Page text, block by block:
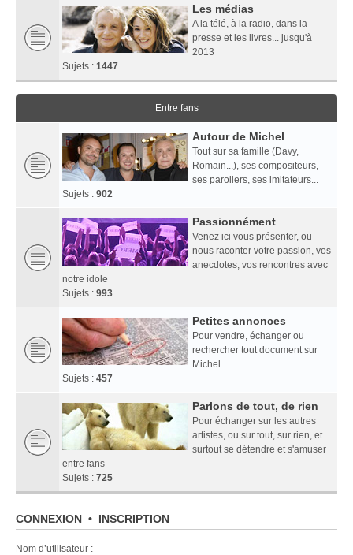
Les médias
A la télé, à la radio, dans la
presse et les livres... jusqu'à
2013
Sujets : 1447
Entre fans
Autour de Michel
Tout sur sa famille (Davy,
Romain...), ses compositeurs,
ses paroliers, ses imitateurs...
Sujets : 902
Passionnément
Venez ici vous présenter, ou
nous raconter votre passion, vos
anecdotes, vos rencontres avec
notre idole
Sujets : 993
Petites annonces
Pour vendre, échanger ou
rechercher tout document sur
Michel
Sujets : 457
Parlons de tout, de rien
Pour échanger sur les autres
artistes, ou sur tout, sur rien, et
surtout se détendre et s'amuser
entre fans
Sujets : 725
CONNEXION • INSCRIPTION
Nom d’utilisateur :